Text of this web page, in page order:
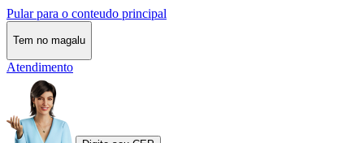
Pular para o conteudo principal
Tem no magalu
Atendimento